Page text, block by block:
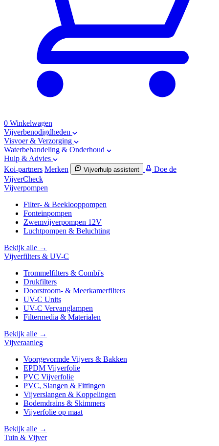
0 Winkelwagen
Vijverbenodigdheden
Visvoer & Verzorging
Waterbehandeling & Onderhoud
Hulp & Advies
Koi-partners Merken Vijverhulp assistent
Doe de
VijverCheck
Vijverpompen
Filter- & Beeklooppompen
Fonteinpompen
Zwemvijverpompen 12V
Luchtpompen & Beluchting
Bekijk alle →
Vijverfilters & UV-C
Trommelfilters & Combi's
Drukfilters
Doorstroom- & Meerkamerfilters
UV-C Units
UV-C Vervanglampen
Filtermedia & Materialen
Bekijk alle →
Vijveraanleg
Voorgevormde Vijvers & Bakken
EPDM Vijverfolie
PVC Vijverfolie
PVC, Slangen & Fittingen
Vijverslangen & Koppelingen
Bodemdrains & Skimmers
Vijverfolie op maat
Bekijk alle →
Tuin & Vijver